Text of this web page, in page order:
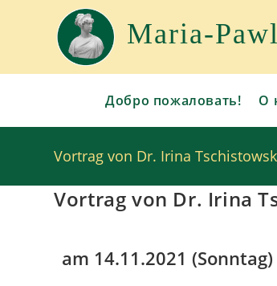
Maria-
Добро пожаловать! О
Vortrag von Dr. Irina
Vortrag von Dr. Irina
am 14.11.2021